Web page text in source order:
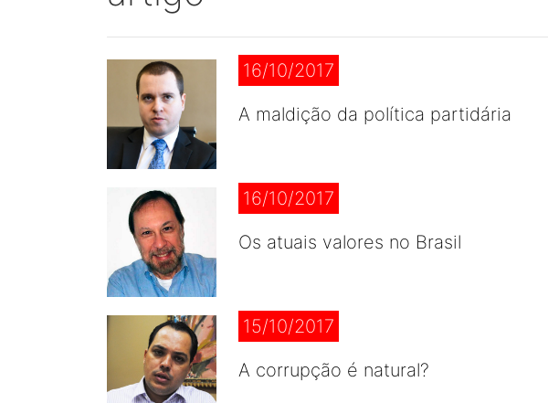
16/10/2017
A maldição da política partidária
16/10/2017
Os atuais valores no Brasil
15/10/2017
A corrupção é natural?